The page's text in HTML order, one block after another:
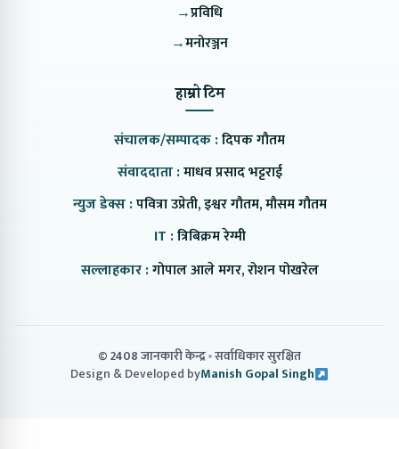
→प्रविधि
→मनोरञ्जन
हाम्रो टिम
संचालक/सम्पादक :दिपक गौतम
संवाददाता :माधव प्रसाद भट्टराई
न्युज डेक्स :पवित्रा उप्रेती, इश्वर गौतम, मौसम गौतम
IT :त्रिबिक्रम रेग्मी
सल्लाहकार :गोपाल आले मगर, रोशन पोखरेल
© 2408 जानकारी केन्द्र सर्वाधिकार सुरक्षित
Design & Developed byManish Gopal Singh